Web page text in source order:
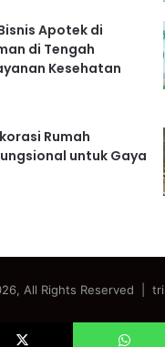
Apotek di
di Tengah
Kesehatan
Rumah
untuk Gaya
All Rights Reserved |